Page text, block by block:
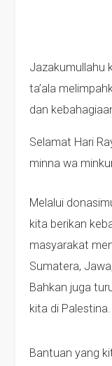
Jazakumullahu
ta’ala
dan
Selamat Hari
minna wa
Melalui
kita berikan
masyarakat
Sumatera,
Bahkan juga
kita di Palestina.
Bantuan yang